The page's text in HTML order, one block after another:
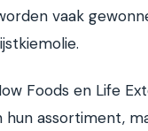
vaak
Foods en Life
hun assortiment,